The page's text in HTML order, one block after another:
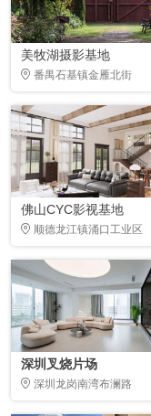
美牧湖摄影基地
番禺石基镇金雁北街
佛山CYC影视基地
顺德龙江镇涌口工业区
深圳叉烧片场
深圳龙岗南湾布澜路